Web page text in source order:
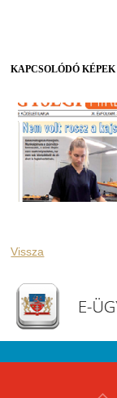
KAPCSOLÓDÓ KÉPEK
Vissza